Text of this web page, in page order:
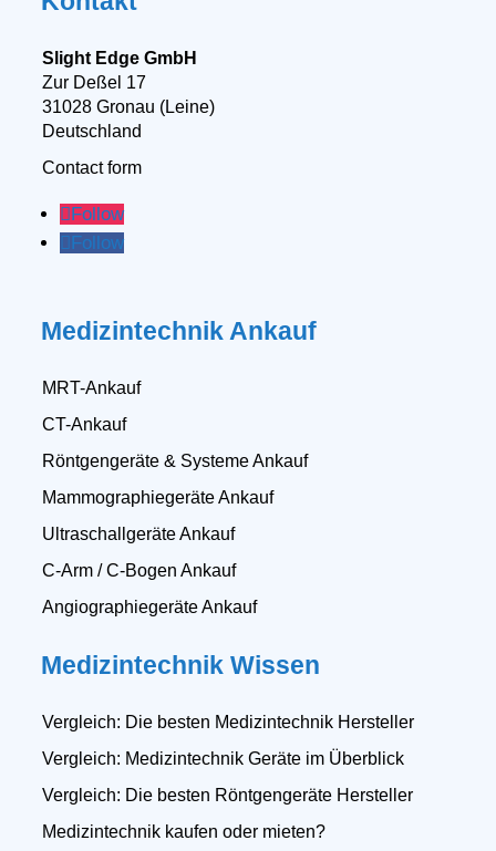
Slight Edge GmbH
Zur Deßel 17
31028 Gronau (Leine)
Deutschland
Contact form
Follow
Follow
Medizintechnik Ankauf
MRT-Ankauf
CT-Ankauf
Röntgengeräte & Systeme Ankauf
Mammographiegeräte Ankauf
Ultraschallgeräte Ankauf
C-Arm / C-Bogen Ankauf
Angiographiegeräte Ankauf
Medizintechnik Wissen
Vergleich: Die besten Medizintechnik Hersteller
Vergleich: Medizintechnik Geräte im Überblick
Vergleich: Die besten Röntgengeräte Hersteller
Medizintechnik kaufen oder mieten?